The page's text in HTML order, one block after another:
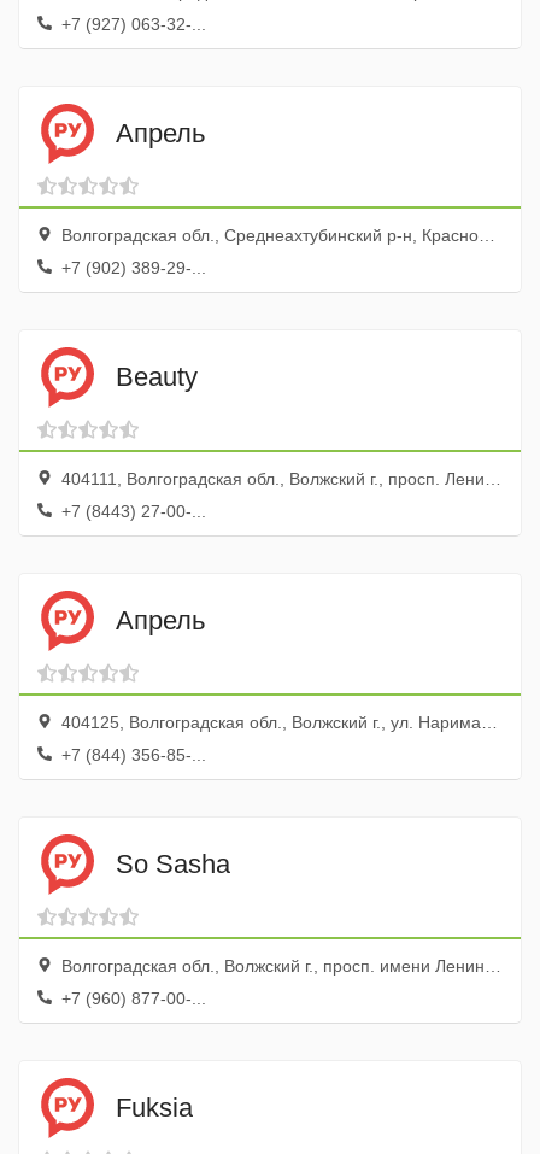
+7 (927) 063-32-...
Апрель
Волгоградская обл., Среднеахтубинский р-н, Краснослободск г., ул. Ленина, 83а
+7 (902) 389-29-...
Beauty
404111, Волгоградская обл., Волжский г., просп. Ленина, 78
+7 (8443) 27-00-...
Апрель
404125, Волгоградская обл., Волжский г., ул. Нариманова, 2
+7 (844) 356-85-...
So Sasha
Волгоградская обл., Волжский г., просп. имени Ленина, 32
+7 (960) 877-00-...
Fuksia